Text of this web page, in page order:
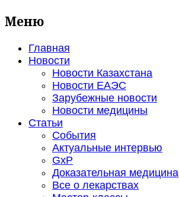
Меню
Главная
Новости
Новости Казахстана
Новости ЕАЭС
Зарубежные новости
Новости медицины
Статьи
События
Актуальные интервью
GxP
Доказательная медицина
Все о лекарствах